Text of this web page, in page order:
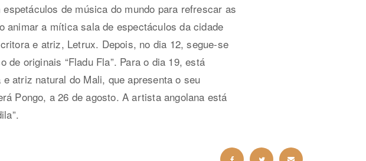
de música do mundo para refrescar as
animar a mítica sala de espectáculos da cidade
e atriz, Letrux. Depois, no dia 12, segue-se
originais “Fladu Fla”. Para o dia 19, está
atriz natural do Mali, que apresenta o seu
Pongo, a 26 de agosto. A artista angolana está